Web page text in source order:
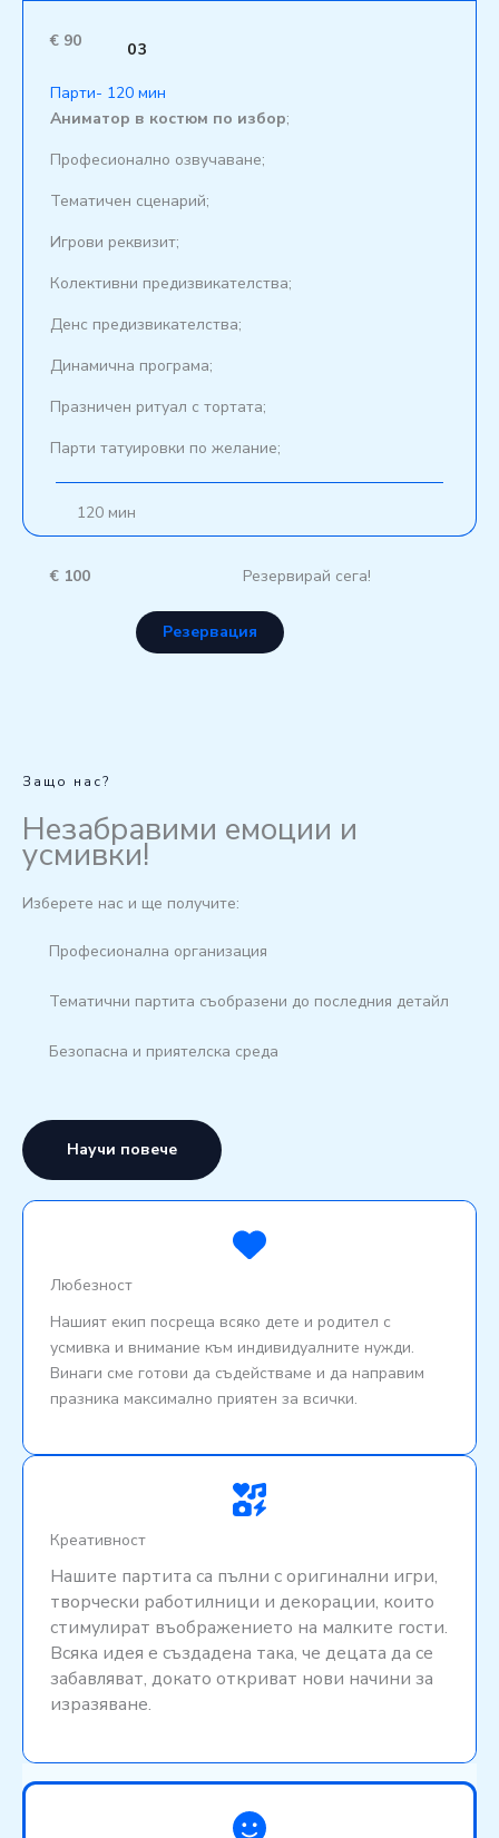
€ 90 03
Парти- 120 мин
Аниматор в костюм по избор;
Професионално озвучаване;
Тематичен сценарий;
Игрови реквизит;
Колективни предизвикателства;
Денс предизвикателства;
Динамична програма;
Празничен ритуал с тортата;
Парти татуировки по желание;
120 мин
€ 100 Резервирай сега!
Резервация
Защо нас?
Незабравими емоции и
усмивки!
Изберете нас и ще получите:
Професионална организация
Тематични партита съобразени до последния детайл
Безопасна и приятелска среда
Научи повече
Любезност
Нашият екип посреща всяко дете и родител с
усмивка и внимание към индивидуалните нужди.
Винаги сме готови да съдействаме и да направим
празника максимално приятен за всички.
Креативност
Нашите партита са пълни с оригинални игри,
творчески работилници и декорации, които
стимулират въображението на малките гости.
Всяка идея е създадена така, че децата да се
забавляват, докато откриват нови начини за
изразяване.